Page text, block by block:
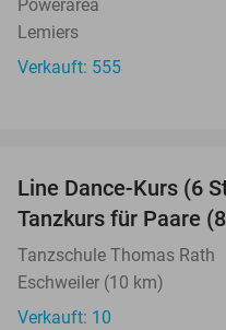
Powerarea
Lemiers
Verkauft: 555
Line Dance-Kurs (6
Tanzkurs für Paare
Tanzschule Thomas Rath
Eschweiler (10 km)
Verkauft: 10